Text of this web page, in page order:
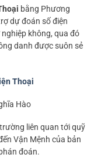
bằng Phương
dự đoán số điện
không, qua đó
danh được suôn sẻ
Thoại
Hào
liên quan tới quỹ
Vận Mệnh của bản
đoán.